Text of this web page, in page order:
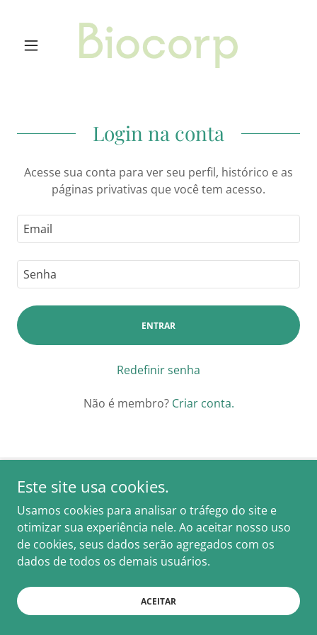
Login na conta
Acesse sua conta para ver seu perfil, histórico e as
páginas privativas que você tem acesso.
ENTRAR
Redefinir senha
Não é membro? Criar conta.
Biocorp Soluções Ambientais
Copyright © 2026 Biocorp Soluções Ambientais – Todos os
direitos reservados.
Este site usa cookies.
Usamos cookies para analisar o tráfego do site e
otimizar sua experiência nele. Ao aceitar nosso uso
de cookies, seus dados serão agregados com os
dados de todos os demais usuários.
ACEITAR